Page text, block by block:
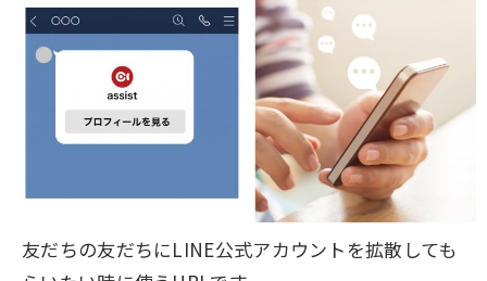
友だちの友だちにLINE公式アカウントを拡散しても